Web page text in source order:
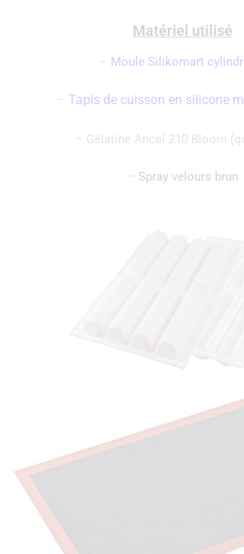
Matériel utilisé
– Moule Silikomart
– Tapis de cuisson en silicone
– Gélatine Ancel 210 Bloom
– Spray velours brun